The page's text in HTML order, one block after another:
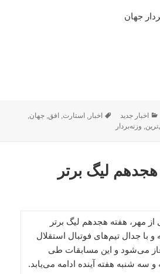
جهان
دسته‌ها
اخبار جدید برچسب‌ها
اخبار, استارت, افق,جهان,
, وزنه‌بردار
لیگ برتر
مهر، هفته هجدهم لیگ برتر
و با جدال تیم‌های فوتبال استقلال
می‌شود و این مسابقات طی
سه شنبه هفته آینده ادامه می‌یابد.